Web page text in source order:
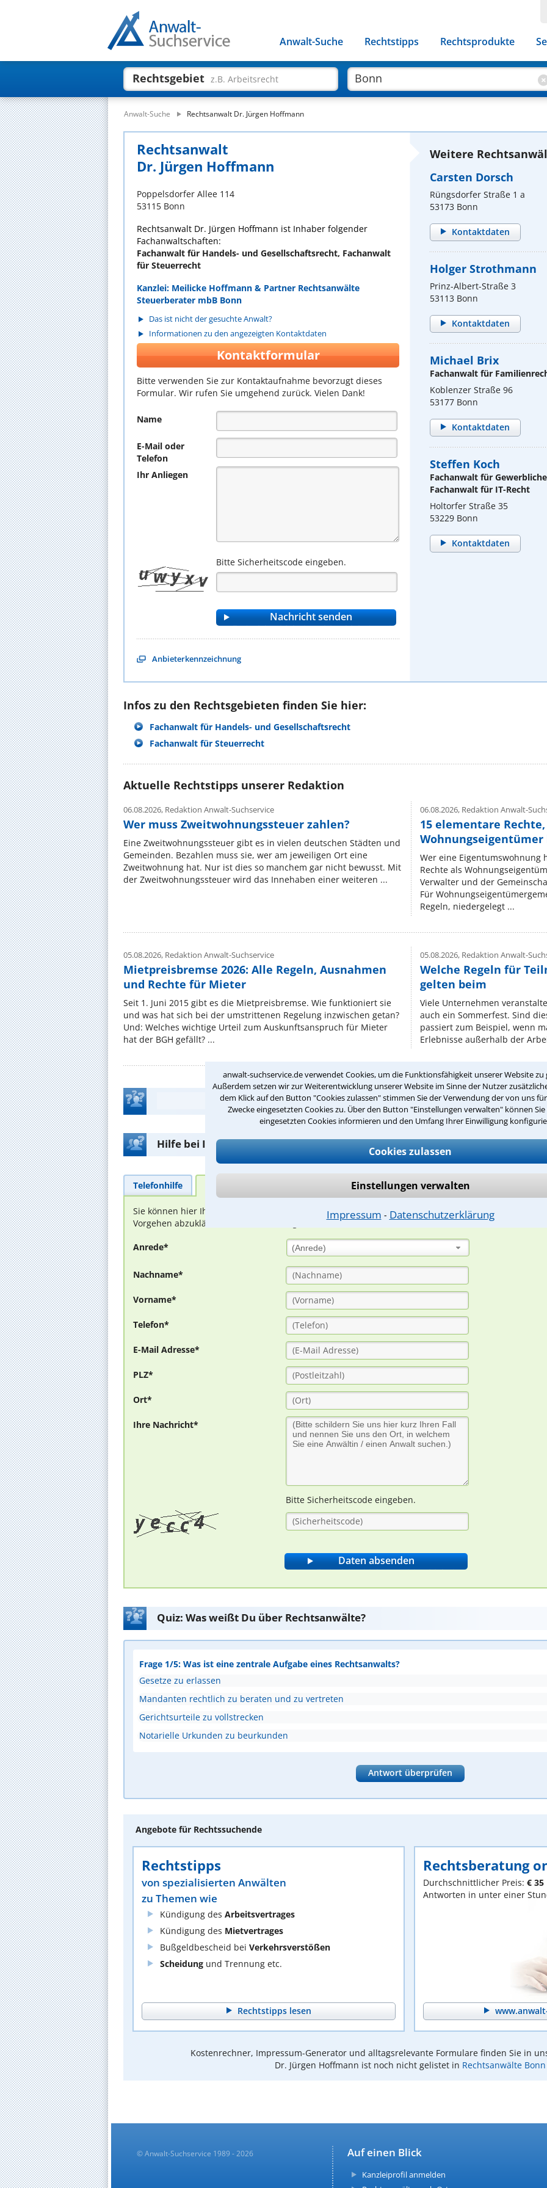
anwalt-suchservice.de verwendet Cookies, um die Funktionsfähigkeit unserer Website zu
Außerdem setzen wir zur Weiterentwicklung unserer Website im Sinne der Nutzer
dem Klick auf den Button "Cookies zulassen" stimmen Sie der Verwendung der von uns
Zwecke eingesetzten Cookies zu. Über den Button "Einstellungen verwalten" können
eingesetzten Cookies informieren und den Umfang Ihrer Einwilligung
Cookies zulassen
Einstellungen verwalten
Impressum ⁃ Datenschutzerklärung
Anwalt-Suche Rechtstipps Rechtsprodukte
Rechtsgebiet z.B. Arbeitsrecht
Anwalt-Suche Rechtsanwalt Dr. Jürgen Hoffmann
Rechtsanwalt
Dr. Jürgen Hoffmann
Poppelsdorfer Allee 114
53115 Bonn
Rechtsanwalt Dr. Jürgen Hoffmann ist Inhaber folgender
Fachanwaltschaften:
Fachanwalt für Handels- und Gesellschaftsrecht, Fachanwalt
für Steuerrecht
Kanzlei: Meilicke Hoffmann & Partner Rechtsanwälte
Steuerberater mbB Bonn
Das ist nicht der gesuchte Anwalt?
Informationen zu den angezeigten Kontaktdaten
Kontaktformular
Bitte verwenden Sie zur Kontaktaufnahme bevorzugt dieses
Formular. Wir rufen Sie umgehend zurück. Vielen Dank!
Name
E-Mail oder
Telefon
Ihr Anliegen
Bitte Sicherheitscode eingeben.
Anbieterkennzeichnung
Weitere
Carsten Dorsch
Rüngsdorfer Straße 1 a
53173 Bonn
Kontaktdaten
Holger Strothmann
Prinz-Albert-Straße 3
53113 Bonn
Kontaktdaten
Michael Brix
Fachanwalt für
Koblenzer Straße 96
53177 Bonn
Kontaktdaten
Steffen Koch
Fachanwalt für
Fachanwalt für IT-Recht
Holtorfer Straße 35
53229 Bonn
Kontaktdaten
Infos zu den Rechtsgebieten finden Sie hier:
Fachanwalt für Handels- und Gesellschaftsrecht
Fachanwalt für Steuerrecht
Aktuelle Rechtstipps unserer Redaktion
06.08.2026, Redaktion Anwalt-Suchservice
Wer muss Zweitwohnungssteuer zahlen?
Eine Zweitwohnungssteuer gibt es in vielen deutschen Städten und
Gemeinden. Bezahlen muss sie, wer am jeweiligen Ort eine
Zweitwohnung hat. Nur ist dies so manchem gar nicht bewusst. Mit
der Zweitwohnungssteuer wird das Innehaben einer weiteren ...
06.08.2026,Redaktion Anwalt-
15 elementare
Wer eine Eigentumswohnung
Rechte als
Verwalter und der
Für
Regeln, niedergelegt ...
05.08.2026, Redaktion Anwalt-Suchservice
Mietpreisbremse 2026: Alle Regeln, Ausnahmen
und Rechte für Mieter
Seit 1. Juni 2015 gibt es die Mietpreisbremse. Wie funktioniert sie
und was hat sich bei der umstrittenen Regelung inzwischen getan?
Und: Welches wichtige Urteil zum Auskunftsanspruch für Mieter
hat der BGH gefällt? ...
05.08.2026,Redaktion Anwalt-
Welche Regeln für
gelten beim
Viele Unternehmen
auch ein Sommerfest. Sind
passiert zum Beispiel, wenn
Erlebnisse außerhalb der
Teste Dein Rechtswissen
Hilfe bei Ihrer Anwaltsuche?
Telefonhilfe
Sie können hier Ihren Fall schildern. Anschließend werden sich spezialisierte Rechtsanwälte bei
Vorgehen abzuklären. Die Rückmeldung durch einen Anwalt ist für Sie kostenlos.
Anrede* (Anrede)
Nachname*
Vorname*
Telefon*
E-Mail Adresse*
PLZ*
Ort*
Ihre Nachricht*
Bitte Sicherheitscode eingeben.
Quiz: Was weißt Du über Rechtsanwälte?
Frage 1/5: Was ist eine zentrale Aufgabe eines Rechtsanwalts?
Gesetze zu erlassen
Mandanten rechtlich zu beraten und zu vertreten
Gerichtsurteile zu vollstrecken
Notarielle Urkunden zu beurkunden
Antwort überprüfen
Angebote für Rechtssuchende
Rechtstipps
von spezialisierten Anwälten
zu Themen wie
Kündigung des Arbeitsvertrages
Kündigung des Mietvertrages
Bußgeldbescheid bei Verkehrsverstößen
Scheidung und Trennung etc.
Rechtstipps lesen
Rechtsberatung
Durchschnittlicher Preis: € 35
Antworten in unter einer
Kostenrechner, Impressum-Generator und alltagsrelevante Formulare finden Sie in
Dr. Jürgen Hoffmann ist noch nicht gelistet in Rechtsanwälte Bonn
Auf einen Blick
Kanzleiprofil anmelden
© Anwalt-Suchservice 1989 - 2026